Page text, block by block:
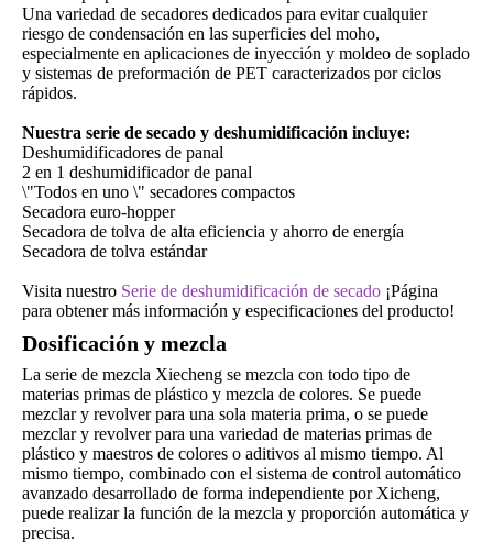
Una variedad de secadores dedicados para evitar cualquier
riesgo de condensación en las superficies del moho,
especialmente en aplicaciones de inyección y moldeo de soplado
y sistemas de preformación de PET caracterizados por ciclos
rápidos.
Nuestra serie de secado y deshumidificación incluye:
Deshumidificadores de panal
2 en 1 deshumidificador de panal
\"Todos en uno \" secadores compactos
Secadora euro-hopper
Secadora de tolva de alta eficiencia y ahorro de energía
Secadora de tolva estándar
Visita nuestro Serie de deshumidificación de secado ¡Página
para obtener más información y especificaciones del producto!
Dosificación y mezcla
La serie de mezcla Xiecheng se mezcla con todo tipo de
materias primas de plástico y mezcla de colores. Se puede
mezclar y revolver para una sola materia prima, o se puede
mezclar y revolver para una variedad de materias primas de
plástico y maestros de colores o aditivos al mismo tiempo. Al
mismo tiempo, combinado con el sistema de control automático
avanzado desarrollado de forma independiente por Xicheng,
puede realizar la función de la mezcla y proporción automática y
precisa.